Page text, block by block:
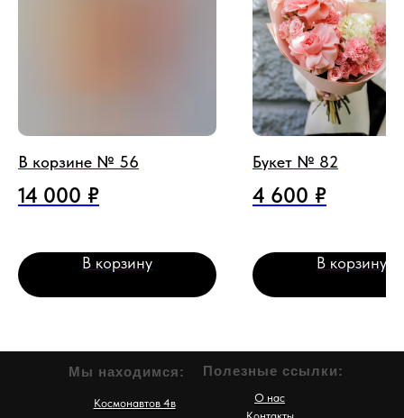
В корзине № 56
14 000 ₽
В корзину
Букет № 82
4 600 ₽
В корзину
Полезные ссылки:
О нас
Мы находимся:
Космонавтов 4в